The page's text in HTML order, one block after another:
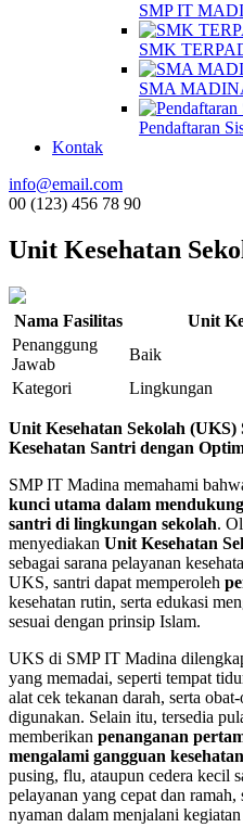
SMP IT
SMK
SMA
Pendaftaran
Kontak
info@email.com
00 (123) 456 78 90
Unit Kesehatan
Nama Fasilitas
Unit
Penanggung
Jawab
Baik
Kategori
Lingkungan
Unit Kesehatan Sekolah
Kesehatan Santri dengan
SMP IT Madina memahami
kunci utama dalam
santri di lingkungan sekolah.
menyediakan Unit Kesehatan
sebagai sarana pelayanan
UKS, santri dapat memperoleh
kesehatan rutin, serta edukasi
sesuai dengan prinsip Islam.
UKS di SMP IT Madina
yang memadai, seperti tempat
alat cek tekanan darah, serta
digunakan. Selain itu, tersedia
memberikan penanganan
mengalami gangguan kesehatan
pusing, flu, ataupun cedera kecil
pelayanan yang cepat dan ramah,
nyaman dalam menjalani